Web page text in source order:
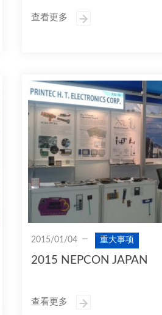
查看更多
2015/01/04 重大事项
2015 NEPCON JAPAN
查看更多